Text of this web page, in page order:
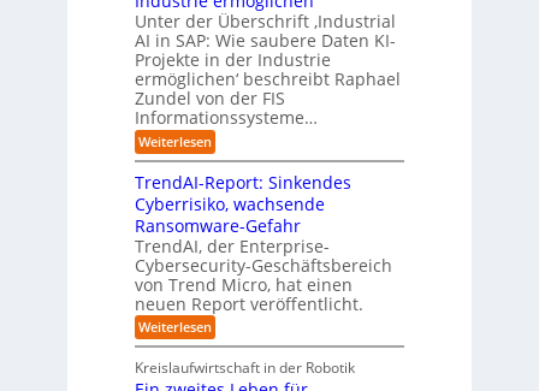
r
z
u
r
ü
c
s
e
h
n
t
B
u
s
i
n
e
s
s
E
c
o
s
y
s
t
e
m
O
r
g
w
ä
c
h
s
t
w
i
t
e
r
a
e
n
B
e
t
r
i
b
m
i
t
i
n
d
u
s
t
i
e
n
n
c
e
M
ü
n
c
h
e
n
e
r
w
e
i
t
e
r
t
Unter der Überschrift ‚Industrial
AI in SAP: Wie saubere Daten KI-
Projekte in der Industrie
ermöglichen‘ beschreibt Raphael
Zundel von der FIS
Informationssysteme…
Weiterlesen:
I
n
d
u
s
t
r
i
a
l
A
I
n
TrendAI-Report: Sinkendes
Cyberrisiko, wachsende
Ransomware-Gefahr
TrendAI, der Enterprise-
Cybersecurity-Geschäftsbereich
von Trend Micro, hat einen
neuen Report veröffentlicht.
Weiterlesen:
T
e
Kreislaufwirtschaft in der Robotik